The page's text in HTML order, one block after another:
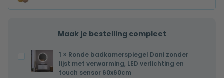
Maak je bestelling compleet
Ronde
badkamerspiegel
1 × Ronde badkamerspiegel Dani zonder
lijst met verwarming, LED verlichting en
touch sensor 60x60cm